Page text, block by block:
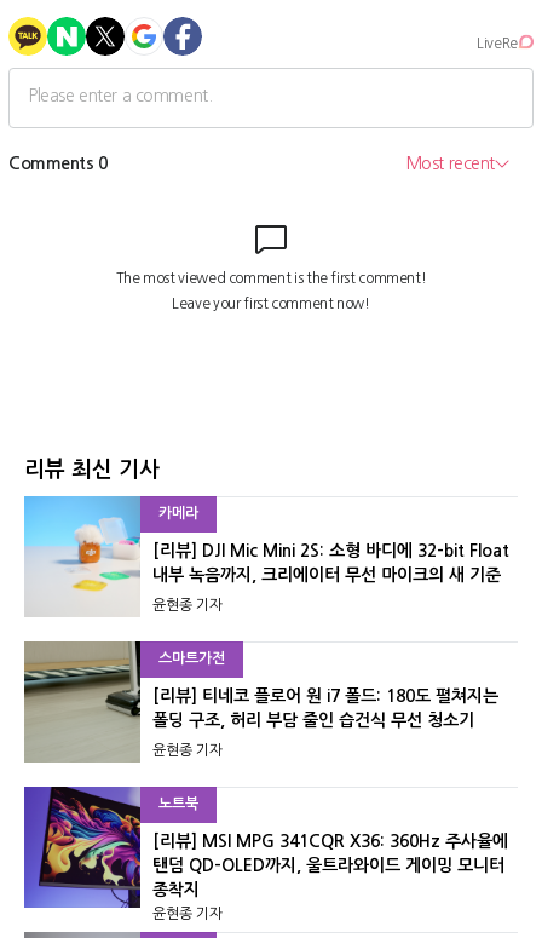
리뷰 최신 기사
카메라
[리뷰] DJI Mic Mini 2S: 소형 바디에 32-bit Float
내부 녹음까지, 크리에이터 무선 마이크의 새 기준
윤현종 기자
스마트가전
[리뷰] 티네코 플로어 원 i7 폴드: 180도 펼쳐지는
폴딩 구조, 허리 부담 줄인 습건식 무선 청소기
윤현종 기자
노트북
[리뷰] MSI MPG 341CQR X36: 360Hz 주사율에
탠덤 QD-OLED까지, 울트라와이드 게이밍 모니터
종착지
윤현종 기자